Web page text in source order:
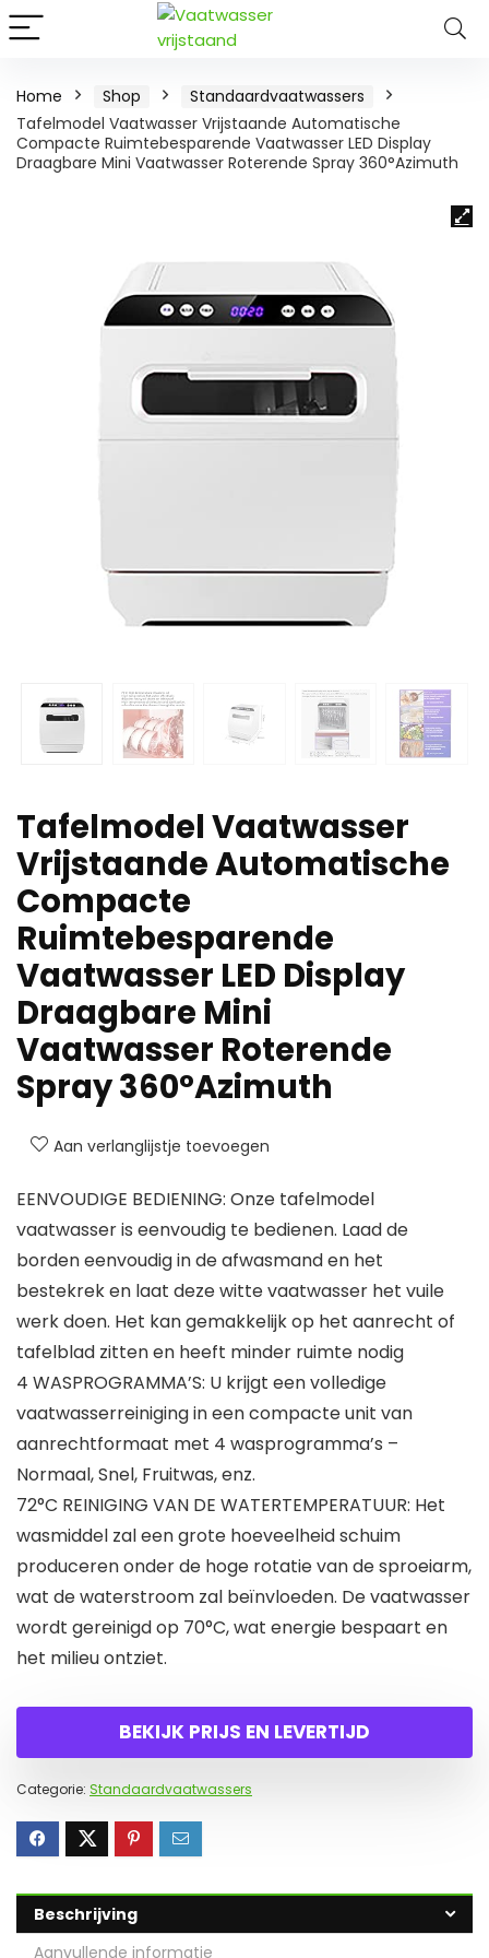
Home Shop
Standaardvaatwassers
Tafelmodel Vaatwasser Vrijstaande Automatische
Compacte Ruimtebesparende Vaatwasser LED Display
Draagbare Mini Vaatwasser Roterende Spray 360°Azimuth
Tafelmodel Vaatwasser
Vrijstaande Automatische
Compacte
Ruimtebesparende
Vaatwasser LED Display
Draagbare Mini
Vaatwasser Roterende
Spray 360°Azimuth
Aan verlanglijstje toevoegen
EENVOUDIGE BEDIENING: Onze tafelmodel
vaatwasser is eenvoudig te bedienen. Laad de
borden eenvoudig in de afwasmand en het
bestekrek en laat deze witte vaatwasser het vuile
werk doen. Het kan gemakkelijk op het aanrecht of
tafelblad zitten en heeft minder ruimte nodig
4 WASPROGRAMMA’S: U krijgt een volledige
vaatwasserreiniging in een compacte unit van
aanrechtformaat met 4 wasprogramma’s –
Normaal, Snel, Fruitwas, enz.
72°C REINIGING VAN DE WATERTEMPERATUUR: Het
wasmiddel zal een grote hoeveelheid schuim
produceren onder de hoge rotatie van de sproeiarm,
wat de waterstroom zal beïnvloeden. De vaatwasser
wordt gereinigd op 70°C, wat energie bespaart en
het milieu ontziet.
BEKIJK PRIJS EN LEVERTIJD
Categorie: Standaardvaatwassers
Beschrijving
Aanvullende informatie